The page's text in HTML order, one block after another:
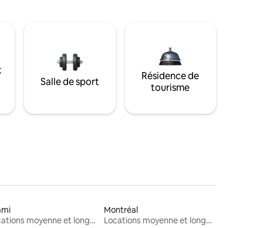
Salle de sport
Résidence de
tourisme
Locations moyenne et longue durée
Montréal
Locations moyenne et longue durée